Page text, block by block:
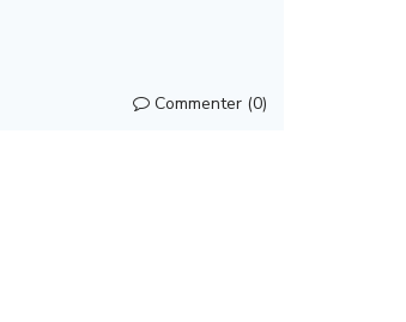
Commenter (0)